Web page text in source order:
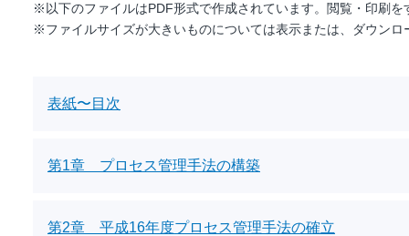
※以下のファイルはPDF形式で作成されています。閲覧・印刷
※ファイルサイズが大きいものについては表示または、ダウン
表紙〜目次
第1章 プロセス管理手法の構築
第2章 平成16年度プロセス管理手法の確立